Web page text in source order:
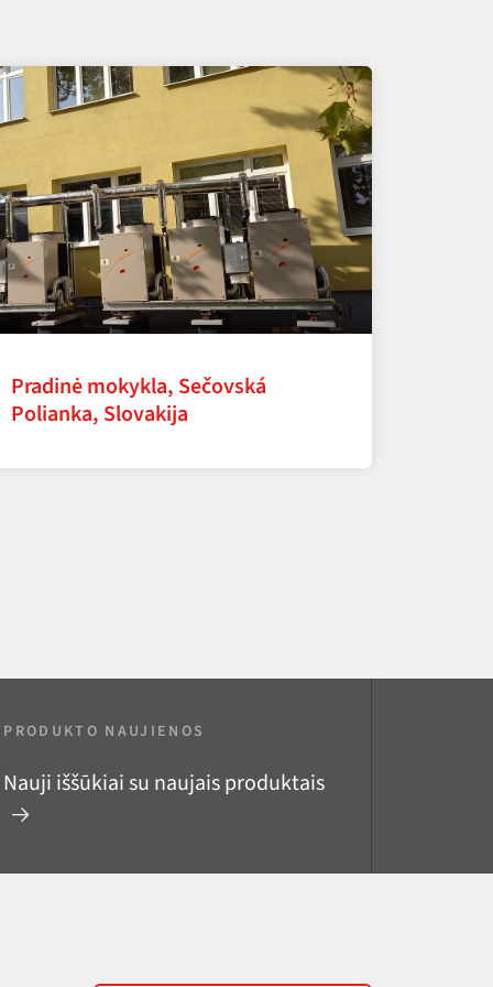
Pradinė mokykla, Sečovská
Polianka, Slovakija
PRODUKTO NAUJIENOS
Nauji iššūkiai su naujais produktais